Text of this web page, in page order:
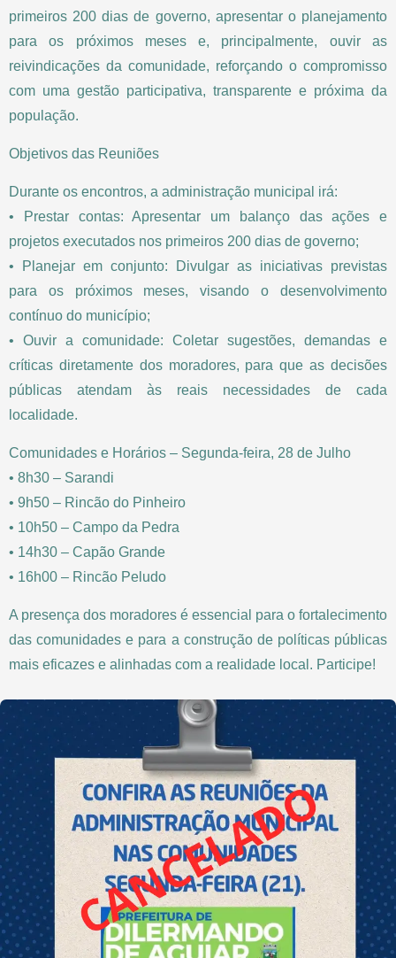
primeiros 200 dias de governo, apresentar o planejamento
para os próximos meses e, principalmente, ouvir as
reivindicações da comunidade, reforçando o compromisso
com uma gestão participativa, transparente e próxima da
população.
Objetivos das Reuniões
Durante os encontros, a administração municipal irá:
• Prestar contas: Apresentar um balanço das ações e
projetos executados nos primeiros 200 dias de governo;
• Planejar em conjunto: Divulgar as iniciativas previstas
para os próximos meses, visando o desenvolvimento
contínuo do município;
• Ouvir a comunidade: Coletar sugestões, demandas e
críticas diretamente dos moradores, para que as decisões
públicas atendam às reais necessidades de cada
localidade.
Comunidades e Horários – Segunda-feira, 28 de Julho
• 8h30 – Sarandi
• 9h50 – Rincão do Pinheiro
• 10h50 – Campo da Pedra
• 14h30 – Capão Grande
• 16h00 – Rincão Peludo
A presença dos moradores é essencial para o fortalecimento
das comunidades e para a construção de políticas públicas
mais eficazes e alinhadas com a realidade local. Participe!